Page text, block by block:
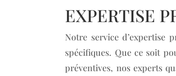
EXPERTISE
Notre service d’expertise
spécifiques. Que ce soit
préventives, nos experts